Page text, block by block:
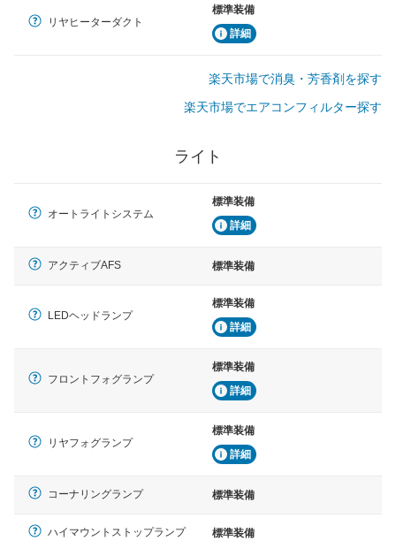
リヤヒーターダクト
標準装備
詳細
楽天市場で消臭・芳香剤を探す
楽天市場でエアコンフィルター探す
ライト
オートライトシステム
標準装備
詳細
アクティブAFS 標準装備
LEDヘッドランプ
標準装備
詳細
フロントフォグランプ
標準装備
詳細
リヤフォグランプ
標準装備
詳細
コーナリングランプ 標準装備
ハイマウントストップランプ 標準装備